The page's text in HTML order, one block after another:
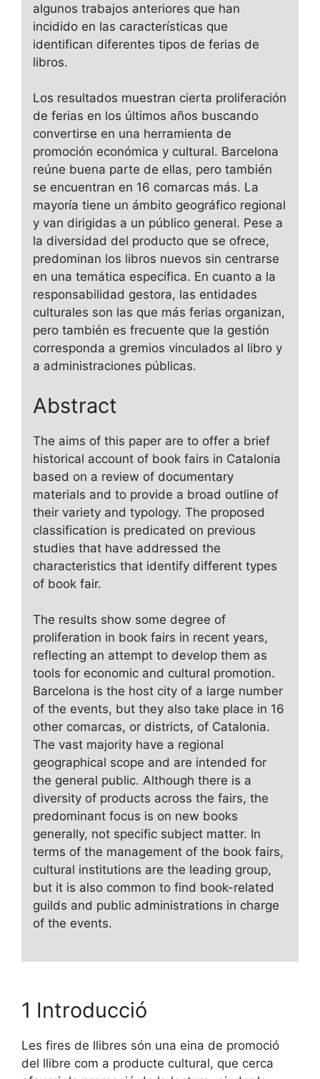
algunos trabajos anteriores que han
incidido en las características que
identifican diferentes tipos de ferias de
libros.
Los resultados muestran cierta proliferación
de ferias en los últimos años buscando
convertirse en una herramienta de
promoción económica y cultural. Barcelona
reúne buena parte de ellas, pero también
se encuentran en 16 comarcas más. La
mayoría tiene un ámbito geográfico regional
y van dirigidas a un público general. Pese a
la diversidad del producto que se ofrece,
predominan los libros nuevos sin centrarse
en una temática específica. En cuanto a la
responsabilidad gestora, las entidades
culturales son las que más ferias organizan,
pero también es frecuente que la gestión
corresponda a gremios vinculados al libro y
a administraciones públicas.
Abstract
The aims of this paper are to offer a brief
historical account of book fairs in Catalonia
based on a review of documentary
materials and to provide a broad outline of
their variety and typology. The proposed
classification is predicated on previous
studies that have addressed the
characteristics that identify different types
of book fair.
The results show some degree of
proliferation in book fairs in recent years,
reflecting an attempt to develop them as
tools for economic and cultural promotion.
Barcelona is the host city of a large number
of the events, but they also take place in 16
other comarcas, or districts, of Catalonia.
The vast majority have a regional
geographical scope and are intended for
the general public. Although there is a
diversity of products across the fairs, the
predominant focus is on new books
generally, not specific subject matter. In
terms of the management of the book fairs,
cultural institutions are the leading group,
but it is also common to find book-related
guilds and public administrations in charge
of the events.
1 Introducció
Les fires de llibres són una eina de promoció
del llibre com a producte cultural, que cerca